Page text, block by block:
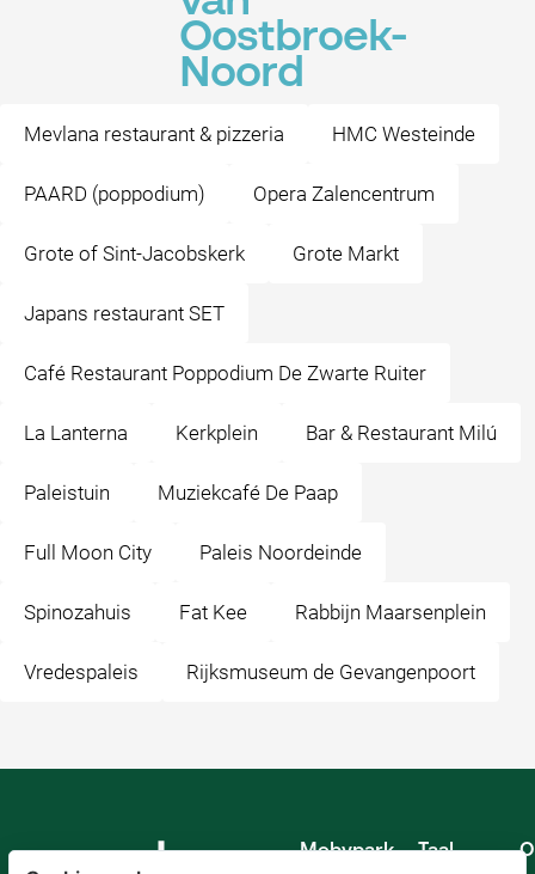
Oostbroek-
Noord
Mevlana restaurant & pizzeria HMC Westeinde
PAARD (poppodium) Opera Zalencentrum
Grote of Sint-Jacobskerk Grote Markt
Japans restaurant SET
Café Restaurant Poppodium De Zwarte Ruiter
La Lanterna Kerkplein Bar & Restaurant Milú
Paleistuin Muziekcafé De Paap
Full Moon City Paleis Noordeinde
Spinozahuis Fat Kee Rabbijn Maarsenplein
Vredespaleis Rijksmuseum de Gevangenpoort
Mobypark
Taal